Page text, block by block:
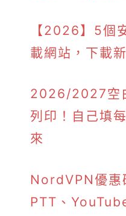
【2026】5個
載網站，下載
2026/2027空
列印！自己填
來
NordVPN優惠
PTT、